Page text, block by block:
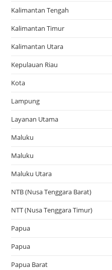
Kalimantan Tengah
Kalimantan Timur
Kalimantan Utara
Kepulauan Riau
Kota
Lampung
Layanan Utama
Maluku
Maluku
Maluku Utara
NTB (Nusa Tenggara Barat)
NTT (Nusa Tenggara Timur)
Papua
Papua
Papua Barat